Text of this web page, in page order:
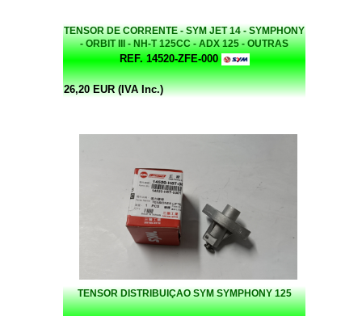
TENSOR DE CORRENTE - SYM JET 14 - SYMPHONY
- ORBIT III - NH-T 125CC - ADX 125 - OUTRAS
REF. 14520-ZFE-000
26,20 EUR (IVA Inc.)
TENSOR DISTRIBUIÇAO SYM SYMPHONY 125